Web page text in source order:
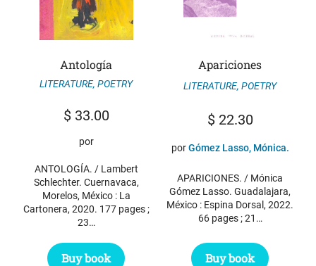
Antología
LITERATURE, POETRY
$33.00
por
ANTOLOGÍA. / Lambert
Schlechter. Cuernavaca,
Morelos, México : La
Cartonera, 2020. 177 pages ;
23…
Buy book
Apariciones
LITERATURE, POETRY
$22.30
porGómez Lasso, Mónica.
APARICIONES. / Mónica
Gómez Lasso. Guadalajara,
México : Espina Dorsal, 2022.
66 pages ; 21…
Buy book